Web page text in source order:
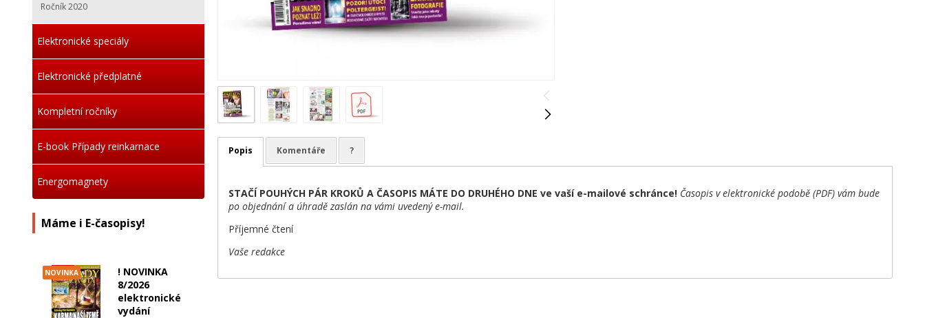
Ročník 2020
Elektronické speciály
Elektronické předplatné
Kompletní ročníky
E-book Případy reinkarnace
Energomagnety
Máme i E-časopisy!
NOVINKA
! NOVINKA
8/2026
elektronické
vydání
Popis Komentáře ?
STAČÍ POUHÝCH PÁR KROKŮ A ČASOPIS MÁTE DO DRUHÉHO DNE ve vaší e-mailové schránce! Časopis v elektronické podobě (PDF) vám bude
po objednání a úhradě zaslán na vámi uvedený e-mail.
Příjemné čtení
Vaše redakce